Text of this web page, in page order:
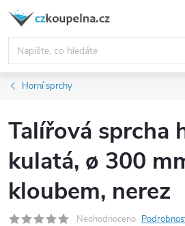
Přejít
obsah
Horní sprchy
Talířová sprcha
kulatá, ø 300
kloubem, nerez
Neohodnoceno